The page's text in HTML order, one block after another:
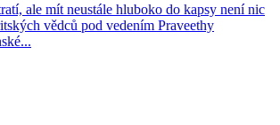
ale mít neustále hluboko do kapsy není nic
vědců pod vedením Praveethy